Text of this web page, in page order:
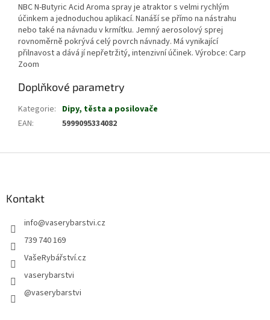
NBC N-Butyric Acid Aroma spray je atraktor s velmi rychlým
účinkem a jednoduchou aplikací. Nanáší se přímo na nástrahu
nebo také na návnadu v krmítku. Jemný aerosolový sprej
rovnoměrně pokrývá celý povrch návnady. Má vynikající
přilnavost a dává jí nepřetržitý, intenzivní účinek. Výrobce: Carp
Zoom
Doplňkové parametry
Kategorie: Dipy, těsta a posilovače
EAN: 5999095334082
Kontakt
info@vaserybarstvi.cz
739 740 169
VašeRybářství.cz
vaserybarstvi
@vaserybarstvi